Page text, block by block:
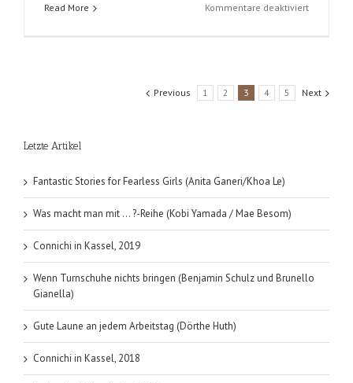
Read More Kommentare deaktiviertfür
Previous 1 2 3 4 5 Next
Letzte Artikel
Fantastic Stories for Fearless Girls (Anita Ganeri/Khoa Le)
Was macht man mit … ?-Reihe (Kobi Yamada / Mae Besom)
Connichi in Kassel, 2019
Wenn Turnschuhe nichts bringen (Benjamin Schulz und Brunello
Gianella)
Gute Laune an jedem Arbeitstag (Dörthe Huth)
Connichi in Kassel, 2018